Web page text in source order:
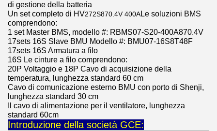
di gestione della batteria
Un set completo di HV272S870.4V 400ALe soluzioni BMS
comprendono:
1 set Master BMS, modello #: RBMS07-S20-400A870.4V
17sets 16S Slave BMU Modello #: BMU07-16S8T48F
17sets 16S Armatura a filo
16S Le cinture a filo comprendono:
20P Voltaggio e 18P Cavo di acquisizione della
temperatura, lunghezza standard 60 cm
Cavo di comunicazione esterno BMU con porto di Shenji,
lunghezza standard 30 cm
Il cavo di alimentazione per il ventilatore, lunghezza
standard 60cm
Introduzione della società GCE: